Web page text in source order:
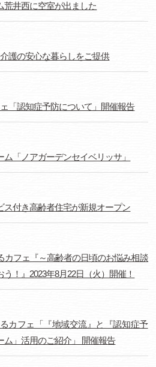
荒井西に空室が出ました
護の安心な暮らしをご提供
「認知症予防について」開催報告
ム「ノアガーデンセイベリッサ」
ス付き高齢者住宅が新規オープン
カフェ『～高齢者の日頃のお悩み相談
！』2023年8月22日（火）開催！
カフェ「『地域交流』と『認知症予
ム」活用のご紹介」 開催報告